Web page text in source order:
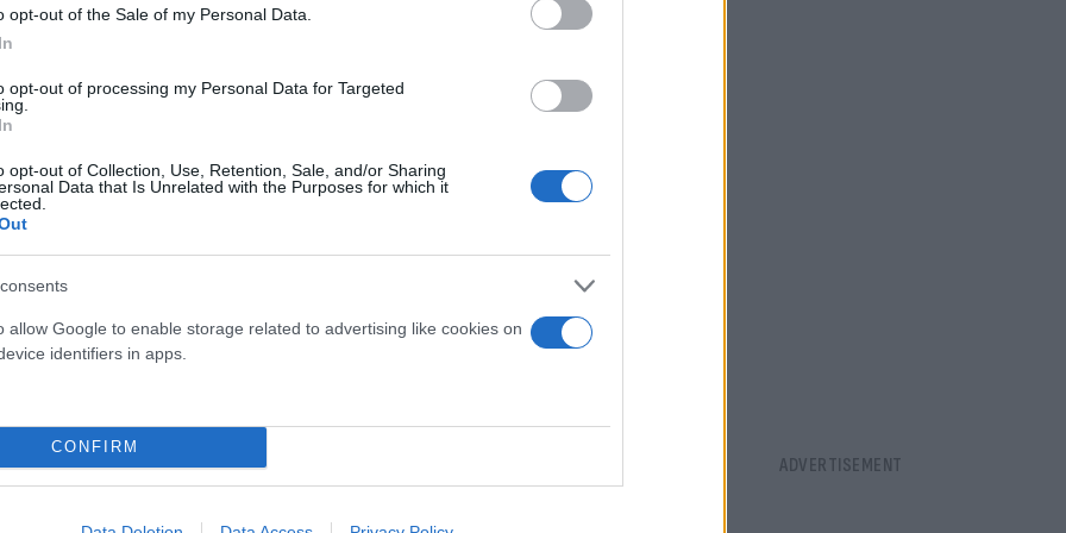
opt-out of the Sale of my Personal Data.
opt-out of processing my Personal Data for Targeted
opt-out of Collection, Use, Retention, Sale, and/or Sharing
Data that Is Unrelated with the Purposes for which it
allow Google to enable storage related to advertising like cookies on
identifiers in apps.
CONFIRM
ότι υπάρχουν αρκετές πιθανές εξηγήσεις. Η υπερβολική
στην ινσουλίνη και χαμηλού βαθμού φλεγμονή στον
του εγκεφάλου και ειδικά στην παραγωγή ουσιών π.χ.
με τη διάθεση. Όταν αυτά τα συστήματα διαταράσσονται,